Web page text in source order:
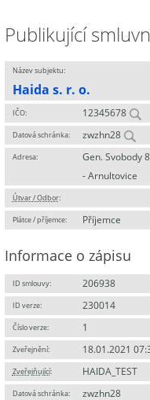
Publikující
Název subjektu:
Haida s. r. o.
IČO: 12345678
Datová schránka: zwzhn28
Adresa:
Gen. Svobody
- Arnultovice
Útvar / Odbor:
Plátce / příjemce: Příjemce
Informace o zápisu
ID smlouvy: 206938
ID verze: 230014
Číslo verze: 1
Zveřejnění: 18.01.2021
Zveřejňující: HAIDA_TEST
Datová schránka: zwzhn28